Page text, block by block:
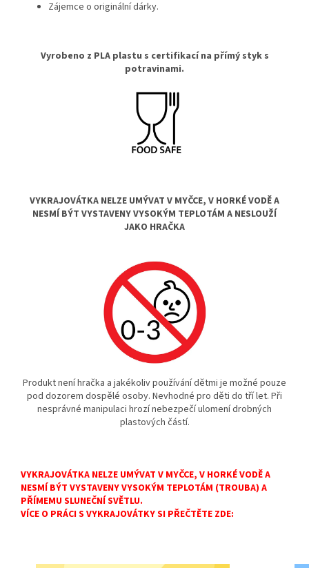
Zájemce o originální dárky.
Vyrobeno z PLA plastu s certifikací na přímý styk s
potravinami.
VYKRAJOVÁTKA NELZE UMÝVAT V MYČCE, V HORKÉ VODĚ A
NESMÍ BÝT VYSTAVENY VYSOKÝM TEPLOTÁM A NESLOUŽÍ
JAKO HRAČKA
Produkt není hračka a jakékoliv používání dětmi je možné pouze
pod dozorem dospělé osoby. Nevhodné pro děti do tří let. Při
nesprávné manipulaci hrozí nebezpečí ulomení drobných
plastových částí.
VYKRAJOVÁTKA NELZE UMÝVAT V MYČCE, V HORKÉ VODĚ A
NESMÍ BÝT VYSTAVENY VYSOKÝM TEPLOTÁM (TROUBA) A
PŘÍMEMU SLUNEČNÍ SVĚTLU.
VÍCE O PRÁCI S VYKRAJOVÁTKY SI PŘEČTĚTE ZDE: